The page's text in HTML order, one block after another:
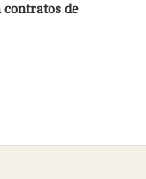
de